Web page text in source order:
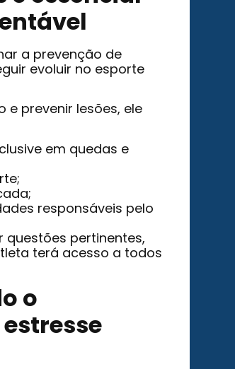
a prevenção de
evoluir no esporte
prevenir lesões, ele
em quedas e
responsáveis pelo
questões pertinentes,
terá acesso a todos
o